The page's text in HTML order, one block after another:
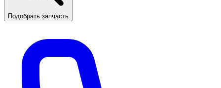
Подобрать запчасть